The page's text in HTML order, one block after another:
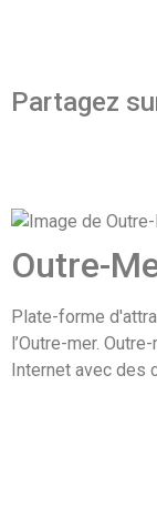
Partagez
Outre-
Plate-forme
l’Outre-mer.
Internet avec des